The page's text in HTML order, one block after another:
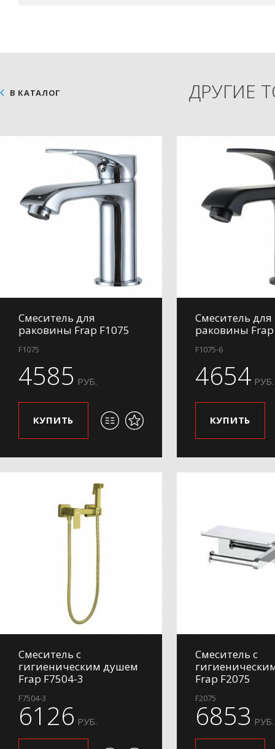
ДРУГИЕ
В КАТАЛОГ
Смеситель для
раковины Frap F1075
F1075
4585 РУБ.
КУПИТЬ
Смеситель для
раковины Frap
F1075-6
4654 РУБ.
КУПИТЬ
Смеситель с
гигиеническим душем
Frap F7504-3
F7504-3
6126 РУБ.
Смеситель с
Frap F2075
F2075
6853 РУБ.